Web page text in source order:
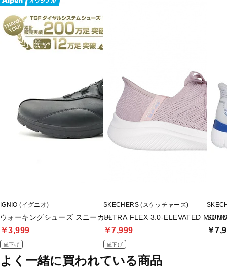
IGNIO (イグニオ)
ウォーキングシューズ スニーカー
￥3,999
値下げ
SKECHERS (スケッチャーズ)
ULTRA FLEX 3.0-ELEVATED
￥7,999
値下げ
￥
よく一緒に買われている商品